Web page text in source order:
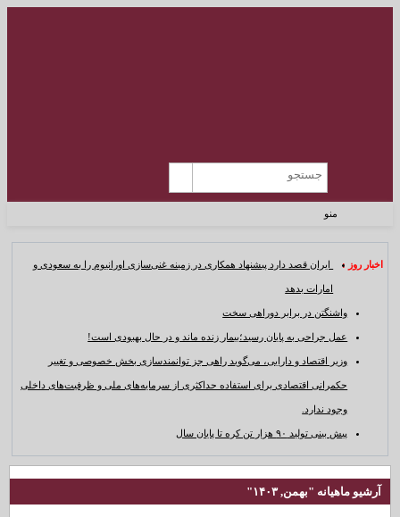
منو
اخبار روز : ایران قصد دارد پیشنهاد همکاری در زمینه غنی‌سازی اورانیوم را به سعودی و
امارات بدهد
واشنگتن در برابر دوراهی سخت
عمل جراحی به پایان رسید؛بیمار زنده ماند و در حال بهبودی است!
وزیر اقتصاد و دارایی، می‌گوید راهی جز توانمندسازی بخش خصوصی و تغییر
حکمرانی اقتصادی برای استفاده حداکثری از سرمایه‌های ملی و ظرفیت‌های داخلی
وجود ندارد.
پیش بینی تولید ۹۰ هزار تن کره تا پایان سال
آرشیو ماهیانه "بهمن, ۱۴۰۳"